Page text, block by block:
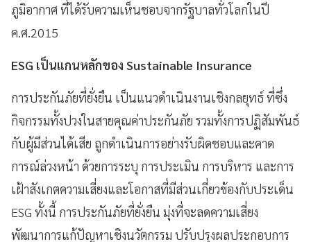
ภูมิอากาศ ที่ได้รับความเห็นชอบจากรัฐบาลทั่วโลกในปี
ค.ศ.2015
ESG เป็นแกนหลักของ Sustainable Insurance
การประกันภัยที่ยั่งยืน เป็นแนวดำเนินงานเชิงกลยุทธ์ ที่ซึ่ง
กิจกรรมทั้งปวงในสายคุณค่าประกันภัย รวมทั้งการปฏิสัมพันธ์
กับผู้มีส่วนได้เสีย ถูกดำเนินการอย่างรับผิดชอบและคาด
การณ์ล่วงหน้า ด้วยการระบุ การประเมิน การบริหาร และการ
เฝ้าสังเกตความเสี่ยงและโอกาสที่มีส่วนเกี่ยวข้องกับประเด็น
ESG ทั้งนี้ การประกันภัยที่ยั่งยืน มุ่งที่จะลดความเสี่ยง
พัฒนาการแก้ปัญหาเชิงนวัตกรรม ปรับปรุงผลประกอบการ